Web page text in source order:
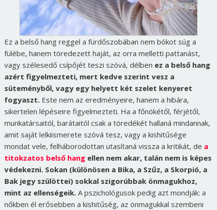
Ez a belső hang reggel a fürdőszobában nem bókot súg a
fülébe, hanem töredezett haját, az orra melletti pattanást,
vagy szélesedő csípőjét teszi szóvá, délben ez a belső hang
azért figyelmezteti, mert kedve szerint vesz a
süteményből, vagy egy helyett két szelet kenyeret
fogyaszt.Este nem az eredményeire, hanem a hibára,
sikertelen lépéseire figyelmezteti. Ha a főnökétől, férjétől,
munkatársaitól, barátaitól csak a töredékét hallaná mindannak,
amit saját lelkiismerete szóvá tesz, vagy a kishitűsége
mondat vele, felháborodottan utasítaná vissza a kritikát, de a
titokzatos belső hang ellen nem akar, talán nem is képes
védekezni. Sokan (különösen a Bika, a Szűz, a Skorpió, a
Bak jegy szülöttei) sokkal szigorúbbak önmagukhoz,
mint az ellenségeik. A pszichológusok pedig azt mondják: a
nőkben él erősebben a kishitűség, az önmagukkal szembeni